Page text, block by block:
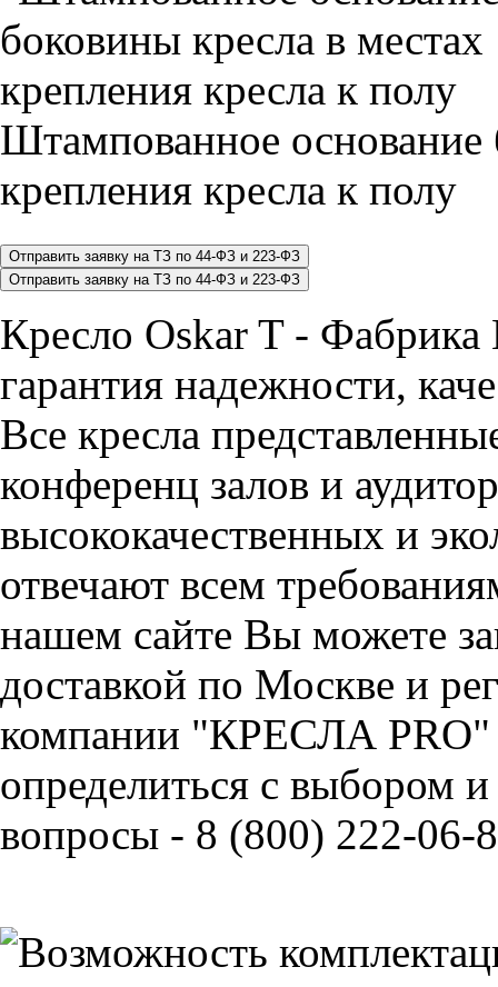
Штампованное основание
крепления кресла к полу
Кресло Oskar T -
гарантия надежности,
Все кресла
конференц залов и
высококачественных и
отвечают всем
нашем сайте Вы можете
доставкой по Москве и
компании "КРЕСЛА PRO"
определиться с выбором
вопросы - 8 (800) 222-06-